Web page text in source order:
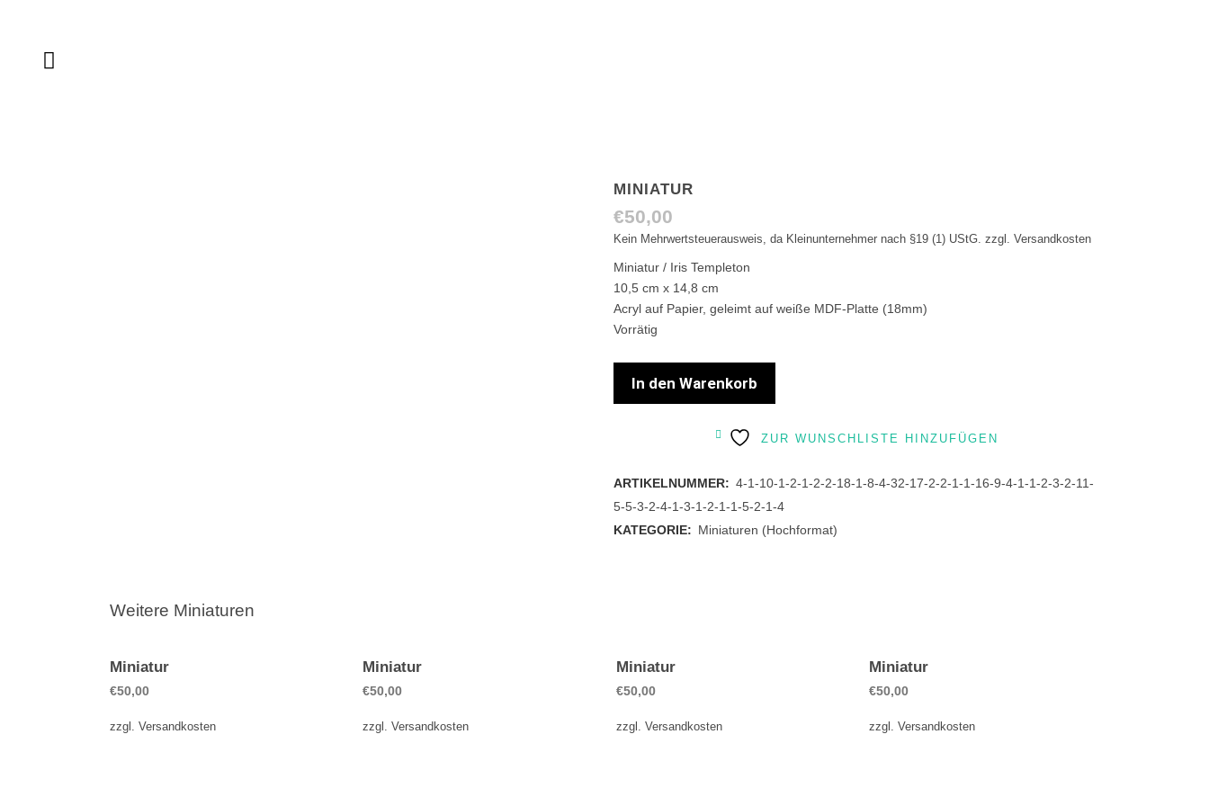
MINIATUR
€50,00
Kein Mehrwertsteuerausweis, da Kleinunternehmer nach §19 (1) UStG. zzgl. Versandkosten
Miniatur / Iris Templeton
10,5 cm x 14,8 cm
Acryl auf Papier, geleimt auf weiße MDF-Platte (18mm)
Vorrätig
Miniatur
In den Warenkorb
ZUR WUNSCHLISTE HINZUFÜGEN
ARTIKELNUMMER: 4-1-10-1-2-1-2-2-18-1-8-4-32-17-2-2-1-1-16-9-4-1-1-2-3-2-11-
5-5-3-2-4-1-3-1-2-1-1-5-2-1-4
KATEGORIE: Miniaturen (Hochformat)
Weitere Miniaturen
Miniatur
€50,00
zzgl. Versandkosten
Miniatur
€50,00
zzgl.Versandkosten
Miniatur
€50,00
zzgl. Versandkosten
Miniatur
€50,00
zzgl. Versandkosten